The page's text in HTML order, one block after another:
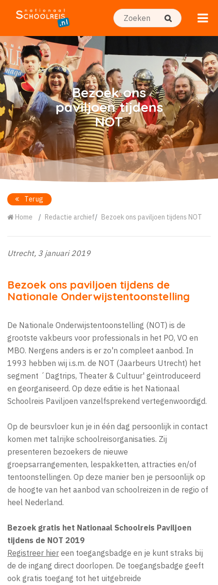
Bezoek ons
paviljoen tijdens
NOT
Terug
Home Redactie archief Bezoek ons paviljoen tijdens NOT
Utrecht, 3 januari 2019
Bezoek ons paviljoen tijdens de
Nationale Onderwijstentoonstelling
De Nationale Onderwijstentoonstelling (NOT) is de
grootste vakbeurs voor professionals in het PO, VO en
MBO. Nergens anders is er zo'n compleet aanbod. In
1993 hebben wij i.s.m. de NOT (Jaarbeurs Utrecht) het
segment ´Dagtrips, Theater & Cultuur' geïntroduceerd
en georganiseerd. Op deze editie is het Nationaal
Schoolreis Paviljoen vanzelfsprekend vertegenwoordigd.
Op de beursvloer kun je in één dag persoonlijk in contact
komen met talrijke schoolreisorganisaties. Zij
presenteren bezoekers de nieuwe
groepsarrangementen, lespakketten, attracties en/of
tentoonstellingen. Op deze manier ben je persoonlijk op
de hoogte van het aanbod van schoolreizen in de regio of
heel Nederland.
Bezoek gratis het Nationaal Schoolreis Paviljoen
tijdens de NOT 2019
Registreer hier een toegangsbadge en je kunt straks bij
de de ingang direct doorlopen. De toegangsbadge geeft
ook gratis toegang tot het uitgebreide